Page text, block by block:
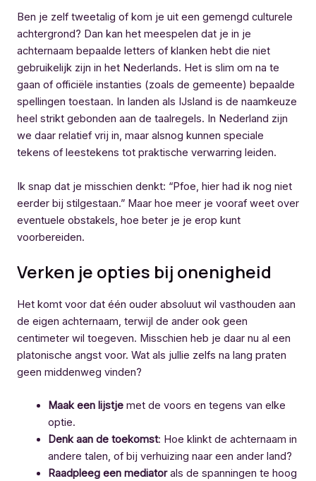
Ben je zelf tweetalig of kom je uit een gemengd culturele
achtergrond? Dan kan het meespelen dat je in je
achternaam bepaalde letters of klanken hebt die niet
gebruikelijk zijn in het Nederlands. Het is slim om na te
gaan of officiële instanties (zoals de gemeente) bepaalde
spellingen toestaan. In landen als IJsland is de naamkeuze
heel strikt gebonden aan de taalregels. In Nederland zijn
we daar relatief vrij in, maar alsnog kunnen speciale
tekens of leestekens tot praktische verwarring leiden.
Ik snap dat je misschien denkt: “Pfoe, hier had ik nog niet
eerder bij stilgestaan.” Maar hoe meer je vooraf weet over
eventuele obstakels, hoe beter je je erop kunt
voorbereiden.
Verken je opties bij onenigheid
Het komt voor dat één ouder absoluut wil vasthouden aan
de eigen achternaam, terwijl de ander ook geen
centimeter wil toegeven. Misschien heb je daar nu al een
platonische angst voor. Wat als jullie zelfs na lang praten
geen middenweg vinden?
Maak een lijstjemet de voors en tegens van elke
optie.
Denk aan de toekomst: Hoe klinkt de achternaam in
andere talen, of bij verhuizing naar een ander land?
Raadpleeg een mediatorals de spanningen te hoog